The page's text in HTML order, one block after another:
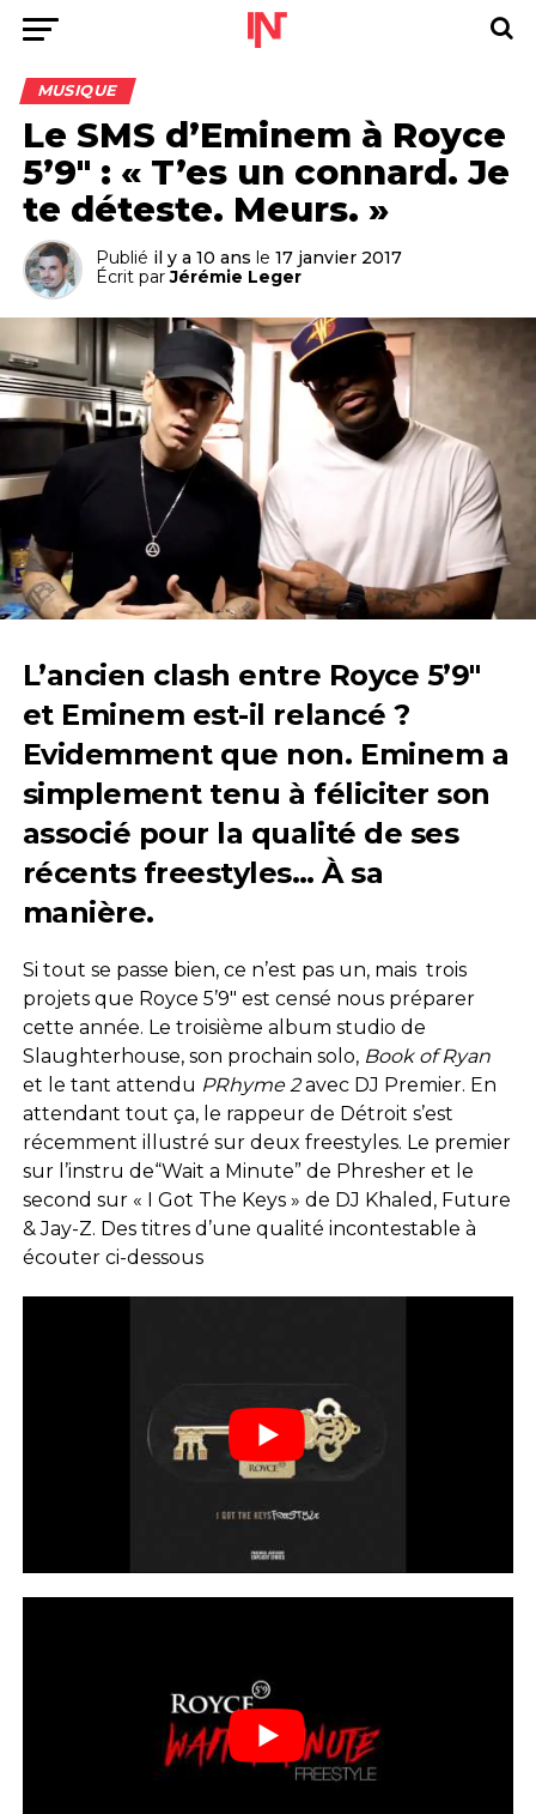
MUSIQUE
Le SMS d’Eminem à Royce
5’9″ : « T’es un connard. Je
te déteste. Meurs. »
Publié il y a 10 ans le 17 janvier 2017
Écrit par Jérémie Leger
L’ancien clash entre Royce 5’9″
et Eminem est-il relancé ?
Evidemment que non. Eminem a
simplement tenu à féliciter son
associé pour la qualité de ses
récents freestyles… À sa
manière.
Si tout se passe bien, ce n’est pas un, mais trois
projets que Royce 5’9″ est censé nous préparer
cette année. Le troisième album studio de
Slaughterhouse, son prochain solo, Book of Ryan
et le tant attendu PRhyme 2avec DJ Premier. En
attendant tout ça, le rappeur de Détroit s’est
récemment illustré sur deux freestyles. Le premier
sur l’instru de“Wait a Minute” de Phresher et le
second sur « I Got The Keys » de DJ Khaled, Future
& Jay-Z. Des titres d’une qualité incontestable à
écouter ci-dessous